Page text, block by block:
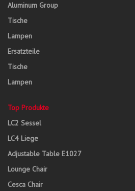
Aluminum Group
Tische
Lampen
Ersatzteile
Tische
Lampen
Top Produkte
LC2 Sessel
LC4 Liege
Adjustable Table E1027
Lounge Chair
Cesca Chair